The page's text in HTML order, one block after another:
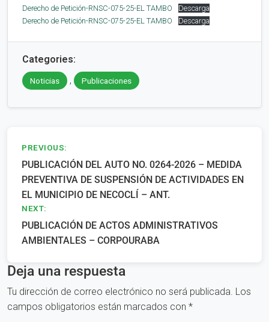
Derecho de Petición-RNSC-075-25-EL TAMBO
Descarga
Derecho de Petición-RNSC-075-25-EL TAMBO
Descarga
Categories:
Noticias , Publicaciones
Navegación
de
entradas
PREVIOUS:
PUBLICACIÓN DEL AUTO NO. 0264-2026 – MEDIDA
PREVENTIVA DE SUSPENSIÓN DE ACTIVIDADES EN
EL MUNICIPIO DE NECOCLÍ – ANT.
NEXT:
PUBLICACIÓN DE ACTOS ADMINISTRATIVOS
AMBIENTALES – CORPOURABA
Deja una respuesta
Tu dirección de correo electrónico no será publicada. Los
campos obligatorios están marcados con *